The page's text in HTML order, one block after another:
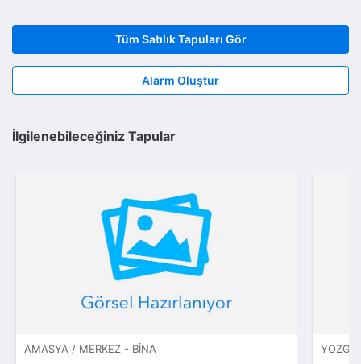
Tüm Satılık Tapuları Gör
Alarm Oluştur
İlgilenebileceğiniz Tapular
AMASYA / MERKEZ - BINA